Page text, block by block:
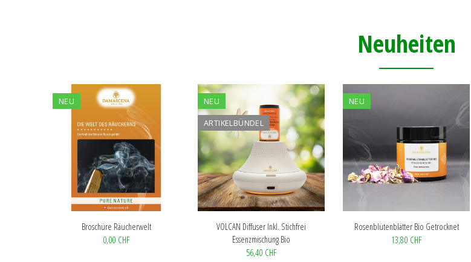
Neuheiten
NEU
Broschüre Räucherwelt
0,00 CHF
NEU
ARTIKELBÜNDEL
VOLCAN Diffuser Inkl. Stichfrei
Essenzmischung Bio
56,40 CHF
NEU
Rosenblütenblätter Bio Getrocknet
13,80 CHF